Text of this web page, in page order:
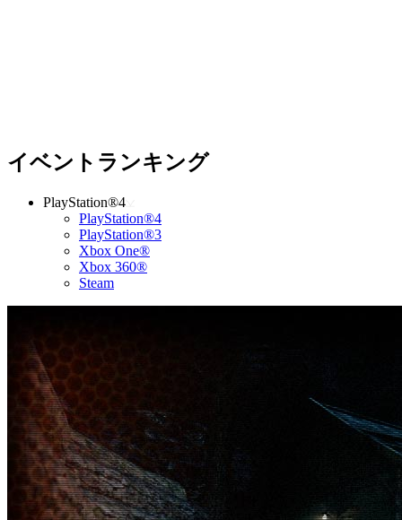
イベントランキング
PlayStation®4
PlayStation®4
PlayStation®3
Xbox One®
Xbox 360®
Steam